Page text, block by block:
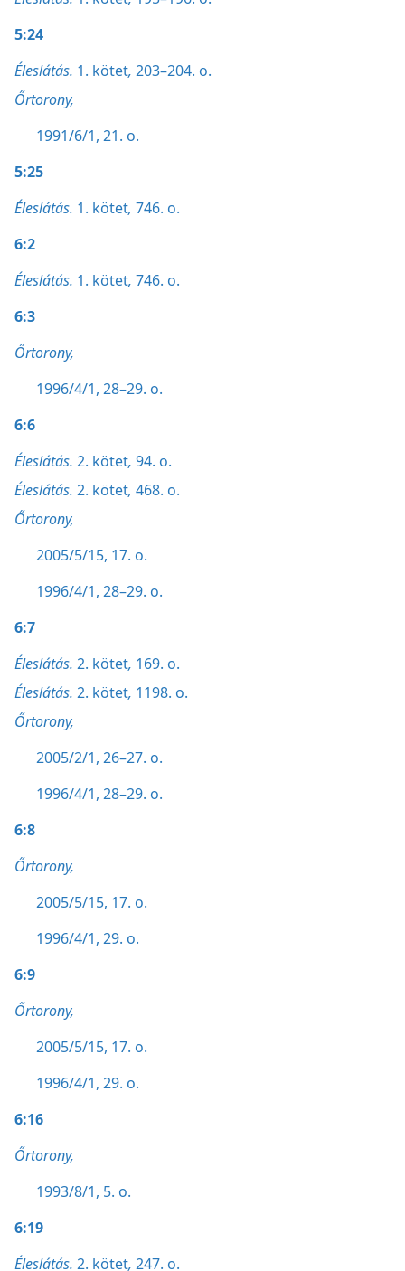
5:24
Éleslátás. 1. kötet, 203–204. o.
Őrtorony,
1991/6/1, 21. o.
5:25
Éleslátás. 1. kötet, 746. o.
6:2
Éleslátás. 1. kötet, 746. o.
6:3
Őrtorony,
1996/4/1, 28–29. o.
6:6
Éleslátás. 2. kötet, 94. o.
Éleslátás. 2. kötet, 468. o.
Őrtorony,
2005/5/15, 17. o.
1996/4/1, 28–29. o.
6:7
Éleslátás. 2. kötet, 169. o.
Éleslátás. 2. kötet, 1198. o.
Őrtorony,
2005/2/1, 26–27. o.
1996/4/1, 28–29. o.
6:8
Őrtorony,
2005/5/15, 17. o.
1996/4/1, 29. o.
6:9
Őrtorony,
2005/5/15, 17. o.
1996/4/1, 29. o.
6:16
Őrtorony,
1993/8/1, 5. o.
6:19
Éleslátás. 2. kötet, 247. o.